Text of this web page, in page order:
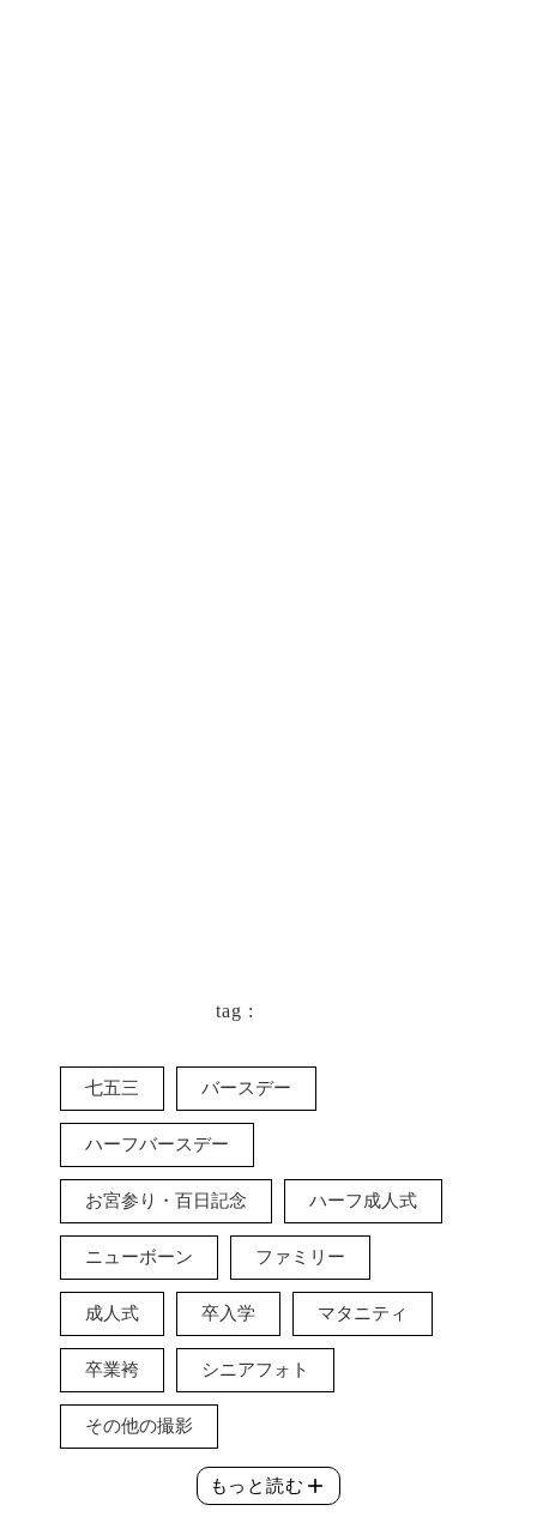
tag :
七五三 バースデー
ハーフバースデー
お宮参り・百日記念 ハーフ成人式
ニューボーン ファミリー
成人式 卒入学 マタニティ
卒業袴 シニアフォト
その他の撮影
もっと読む add